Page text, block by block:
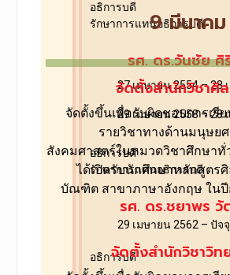
อธิการบดี
รักษาการแทนอธิการบดี
รศ. ดร.วันชัย ศิ
27 เมษายน 2554 – 28
29 เมษายน 2558 – 28
อธิการบดี
รักษาการแทนอธิการบดี
รศ. ดร.ชยาพร
29 เมษายน 2562 – ปัจ
อธิการบดี
9 มีนาค
จัดตั้งสำนักวิชาศิ
จัดตั้งขึ้นเพื่อรับผิดชอบการเรี
รายวิชาทางด้านมนุษย
สังคมศาสตร์ในหมวดวิชาศึกษาทั่
ได้เปิดรับนักศึกษาหลักสูตร
บัณฑิต สาขาภาษาอังกฤษ ในปี
จัดตั้งสำนักวิชาวิท